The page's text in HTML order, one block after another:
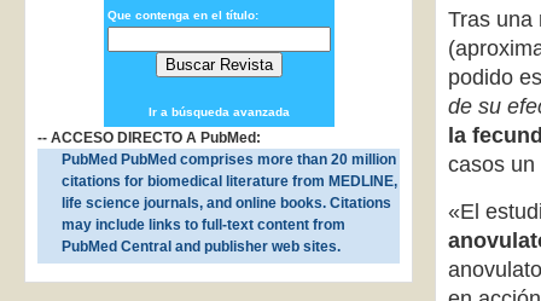
Tras una
podido
de su
la
casos un
«El
Que contenga en el título:
Ir a búsqueda avanzada
-- ACCESO DIRECTO A PubMed:
PubMed PubMed comprises more than 20 million
citations for biomedical literature from MEDLINE,
life science journals, and online books. Citations
may include links to full-text content from
PubMed Central and publisher web sites.